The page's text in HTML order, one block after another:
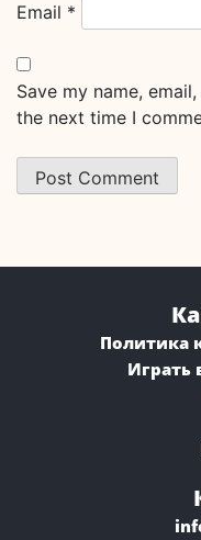
Email *
Save my name,
the next time I
Политика
Играть